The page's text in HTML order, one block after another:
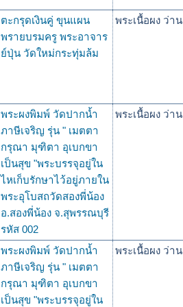
ตะกรุดเงินคู่ ขุนแผน
พรายบรมครู พระอาจาร
ย์ปุ่น วัดใหม่กระทุ่มล้ม
พระเนื้อผง ว่าน
พระผงพิมพ์ วัดปากน้ำ
ภาษีเจริญ รุ่น " เมตตา
กรุณา มุฑิตา อุเบกขา
เป็นสุข "พระบรรจุอยู่ใน
ไหเก็บรักษาไว้อยู่ภายใน
พระอุโบสถวัดสองพี่น้อง
อ.สองพี่น้อง จ.สุพรรณบุรี
รหัส 002
พระเนื้อผง ว่าน
พระผงพิมพ์ วัดปากน้ำ
ภาษีเจริญ รุ่น " เมตตา
กรุณา มุฑิตา อุเบกขา
เป็นสุข "พระบรรจุอยู่ใน
พระเนื้อผง ว่าน